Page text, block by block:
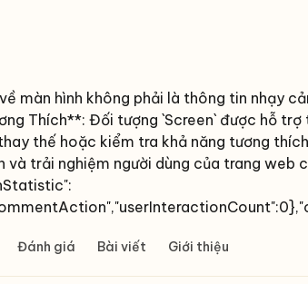
hình không phải là thông tin nhạy
Thích**: Đối tượng `Screen` được hỗ
thế hoặc kiểm tra khả năng tương
trải nghiệm người dùng của trang web
Đánh giá Bài viết Giới thiệu